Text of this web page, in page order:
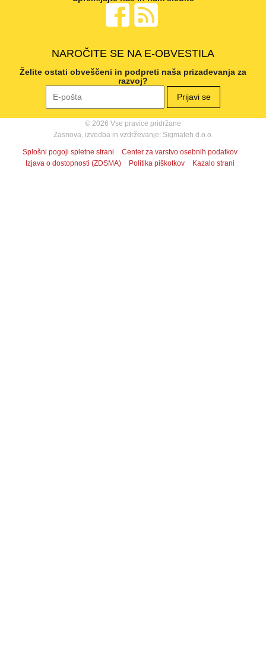
NAROČITE SE NA E-OBVESTILA
Želite ostati obveščeni in podpreti naša prizadevanja za
razvoj?
© 2026 Vse pravice pridržane
Zasnova, izvedba in vzdrževanje: Sigmateh d.o.o.
Splošni pogoji spletne strani
Center za varstvo osebnih podatkov
Izjava o dostopnosti (ZDSMA)
Politika piškotkov Kazalo strani